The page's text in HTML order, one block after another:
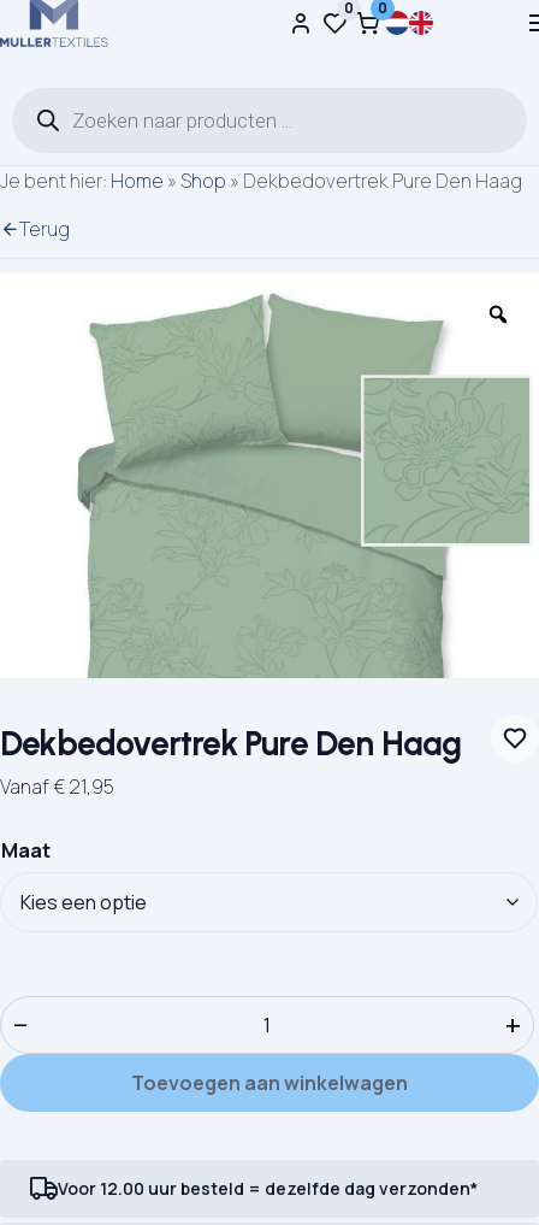
Ga naar de inhoud 0 0
Je bent hier: Home » Shop » Dekbedovertrek Pure Den Haag
Terug
Dekbedovertrek Pure Den Haag
Vanaf€21,95
Maat
Dekbedovertrek Pure Den Haag aantal
− +
Toevoegen aan winkelwagen
Voor 12.00 uur besteld = dezelfde dag verzonden*